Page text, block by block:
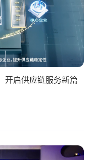
开启供应链服务新篇